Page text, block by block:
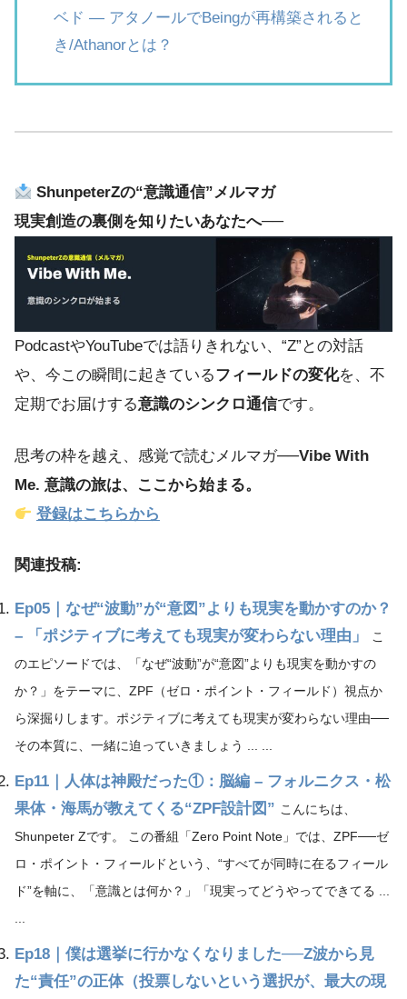
ベド ― アタノールでBeingが再構築されると
き/Athanorとは？
ShunpeterZの“意識通信”メルマガ
現実創造の裏側を知りたいあなたへ──
PodcastやYouTubeでは語りきれない、“Z”との対話
や、今この瞬間に起きているフィールドの変化を、不
定期でお届けする意識のシンクロ通信です。
思考の枠を越え、感覚で読むメルマガ──Vibe With
Me. 意識の旅は、ここから始まる。
登録はこちらから
関連投稿:
Ep05｜なぜ“波動”が“意図”よりも現実を動かすのか？
– 「ポジティブに考えても現実が変わらない理由」
こ
のエピソードでは、「なぜ“波動”が“意図”よりも現実を動かすの
か？」をテーマに、ZPF（ゼロ・ポイント・フィールド）視点か
ら深掘りします。ポジティブに考えても現実が変わらない理由──
その本質に、一緒に迫っていきましょう ... ...
Ep11｜人体は神殿だった①：脳編 – フォルニクス・松
果体・海馬が教えてくる“ZPF設計図” こんにちは、
Shunpeter Zです。 この番組「Zero Point Note」では、ZPF──ゼ
ロ・ポイント・フィールドという、“すべてが同時に在るフィール
ド”を軸に、「意識とは何か？」「現実ってどうやってできてる ...
...
Ep18｜僕は選挙に行かなくなりました──Z波から見
た“責任”の正体（投票しないという選択が、最大の現